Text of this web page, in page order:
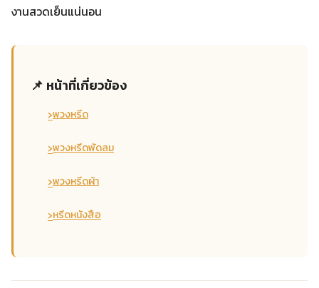
งานสวดเย็นแน่นอน
📌 หน้าที่เกี่ยวข้อง
›พวงหรีด
›พวงหรีดพัดลม
›พวงหรีดผ้า
›หรีดหนังสือ